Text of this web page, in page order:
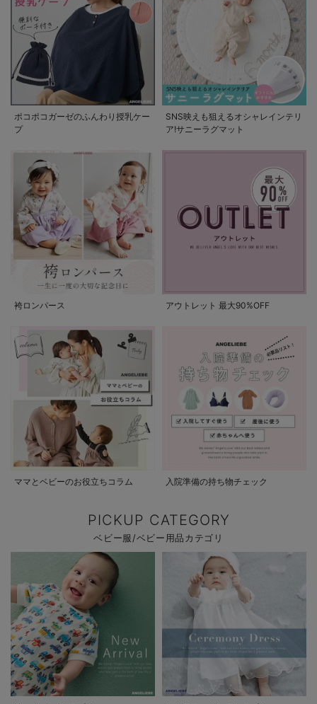
ポコポコガーゼのふんわり授乳ケー
プ
SNS映えも狙えるオシャレインテリ
ア!サニーラグマット
袴ロンパース アウトレット 最大90%OFF
ママとベビーのお役立ちコラム 入院準備の持ち物チェック
PICKUP CATEGORY
ベビー服/ベビー用品カテゴリ